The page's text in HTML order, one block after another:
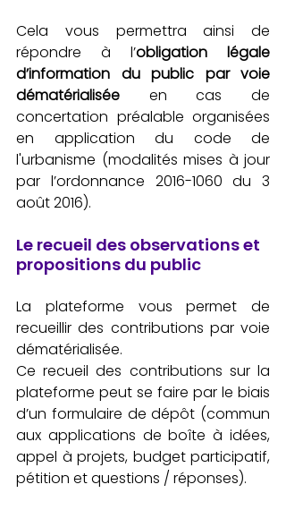
Cela vous permettra ainsi de
répondre à l’obligation légale
d’information du public par voie
dématérialisée en cas de
concertation préalable organisées
en application du code de
l'urbanisme (modalités mises à jour
par l’ordonnance 2016-1060 du 3
août 2016).
Le recueil des observations et
propositions du public
La plateforme vous permet de
recueillir des contributions par voie
dématérialisée.
Ce recueil des contributions sur la
plateforme peut se faire par le biais
d’un formulaire de dépôt (commun
aux applications de boîte à idées,
appel à projets, budget participatif,
pétition et questions / réponses).